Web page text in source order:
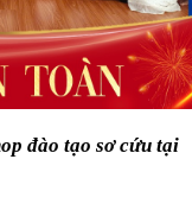
đào tạo sơ cứu tại